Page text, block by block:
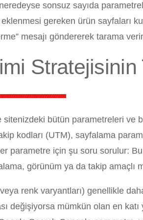
sonsuz sayıda
gereken ürün sayfaları
mesajı göndererek tarama
Stratejisinin
sitenizdeki bütün parametreleri ve
kodları (UTM), sayfalama
parametre için şu soru sorulur:
görünüm ya da takip amaçlı
renk varyantları) genellikle
değişiyorsa mümkün olan en